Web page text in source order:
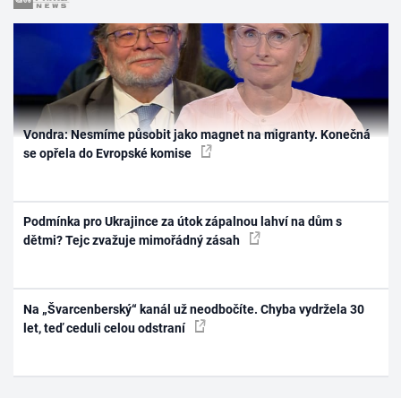
Vondra: Nesmíme působit jako magnet na migranty. Konečná
se opřela do Evropské komise
Podmínka pro Ukrajince za útok zápalnou lahví na dům s
dětmi? Tejc zvažuje mimořádný zásah
Na „Švarcenberský“ kanál už neodbočíte. Chyba vydržela 30
let, teď ceduli celou odstraní